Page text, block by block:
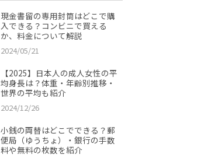
現金書留の専用封筒はどこで購
入できる？コンビニで買える
か、料金について解説
2024/05/21
【2025】日本人の成人女性の平
均身長は？体重・年齢別推移・
世界の平均も紹介
2024/12/26
小銭の両替はどこでできる？郵
便局（ゆうちょ）・銀行の手数
料や無料の枚数を紹介